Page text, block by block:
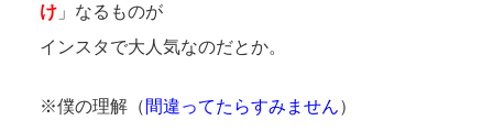
け」なるものが
インスタで大人気なのだとか。
※僕の理解（ 間違ってたらすみません）